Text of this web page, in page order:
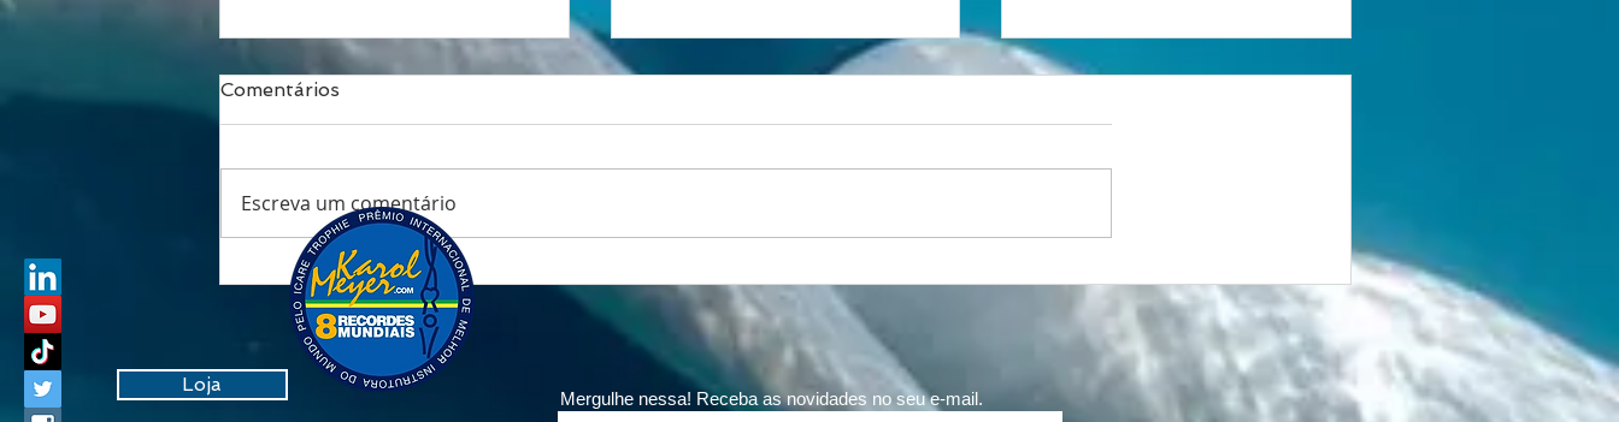
Respirar é viver: o fôlego
que transforma saúde,
performance e
longevidade
longevidade: o fôlego que
conecta montanha e mar
Campeonato Brasileiro
Master de XCO
Comentários
Escreva um comentário
Loja
Mergulhe nessa! Receba as novidades no seu e-mail.